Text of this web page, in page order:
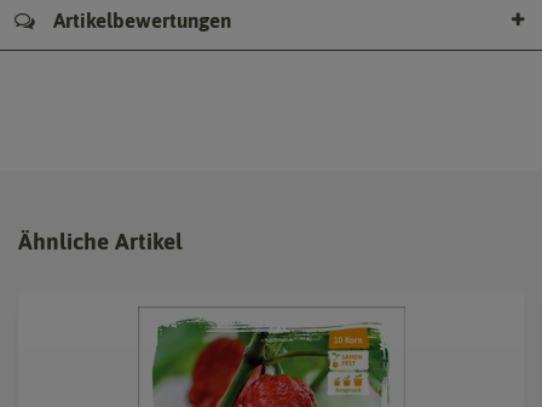
Artikelbewertungen
Ähnliche Artikel